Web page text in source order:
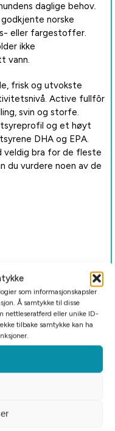
som informasjonskapsler
Å samtykke til disse
nettleseratferd eller unike ID-
tilbake samtykke kan ha
daglige behov.
norske
eller fargestoffer.
ikke
vann.
frisk og utvokste
Active fullfôr
svin og storfe.
og et høyt
DHA og EPA.
veldig bra for de fleste
du vurdere noen av de
og skal ikke kokes
Husk god hygiene.